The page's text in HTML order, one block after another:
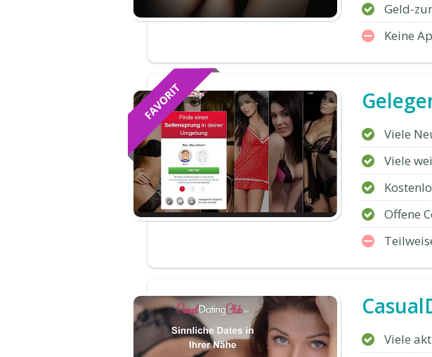
Geld-
Keine
Viele
Viele
Offene
Viele